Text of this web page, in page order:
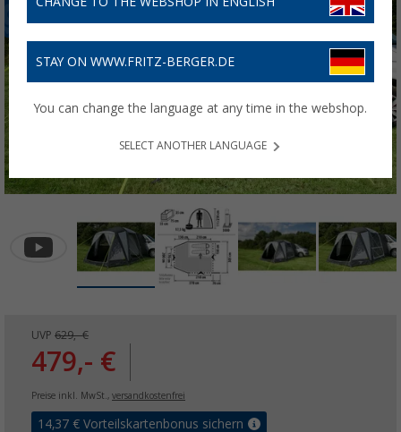
UVP 629,- €
479,- €
Preise inkl. MwSt., versandkostenfrei
14,37 € Vorteilskartenbonus sichern
STAY ON WWW.FRITZ-BERGER.DE
You can change the language at any time in the webshop.
SELECT ANOTHER LANGUAGE